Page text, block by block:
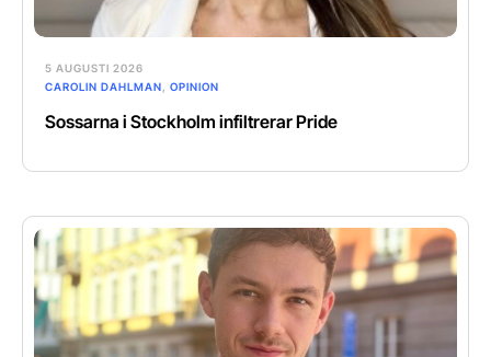
5 AUGUSTI 2026
CAROLIN DAHLMAN
OPINION
Sossarna i Stockholm infiltrerar Pride